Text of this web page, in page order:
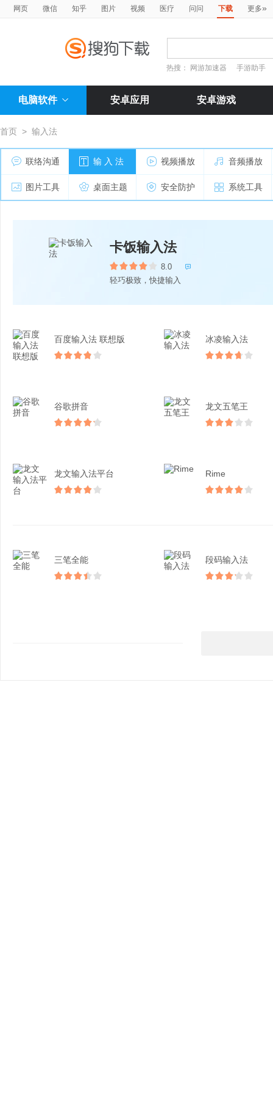
网页 微信 知乎 图片 视频 医疗 问问 下载 更多»
热搜： 网游加速器 手游助手
电脑软件 安卓应用 安卓游戏
首页 > 输入法
联络沟通 输 入 法 视频播放 音频播放
图片工具 桌面主题 安全防护 系统工具
卡饭输入法
8.0 
轻巧极致，快捷输入
百度输入法 联想版 冰凌输入法
谷歌拼音 龙文五笔王
龙文输入法平台 Rime
三笔全能 段码输入法